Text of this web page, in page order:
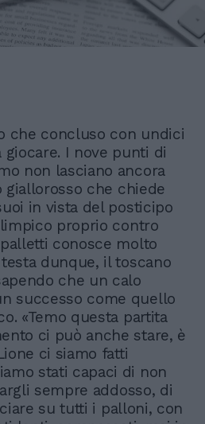
che concluso con undici
I nove punti di
non lasciano ancora
che chiede
in vista del posticipo
proprio contro
conosce molto
dunque, il toscano
che un calo
successo come quello
«Temo questa partita
ci può anche stare, è
ci siamo fatti
stati capaci di non
sempre addosso, di
su tutti i palloni, con